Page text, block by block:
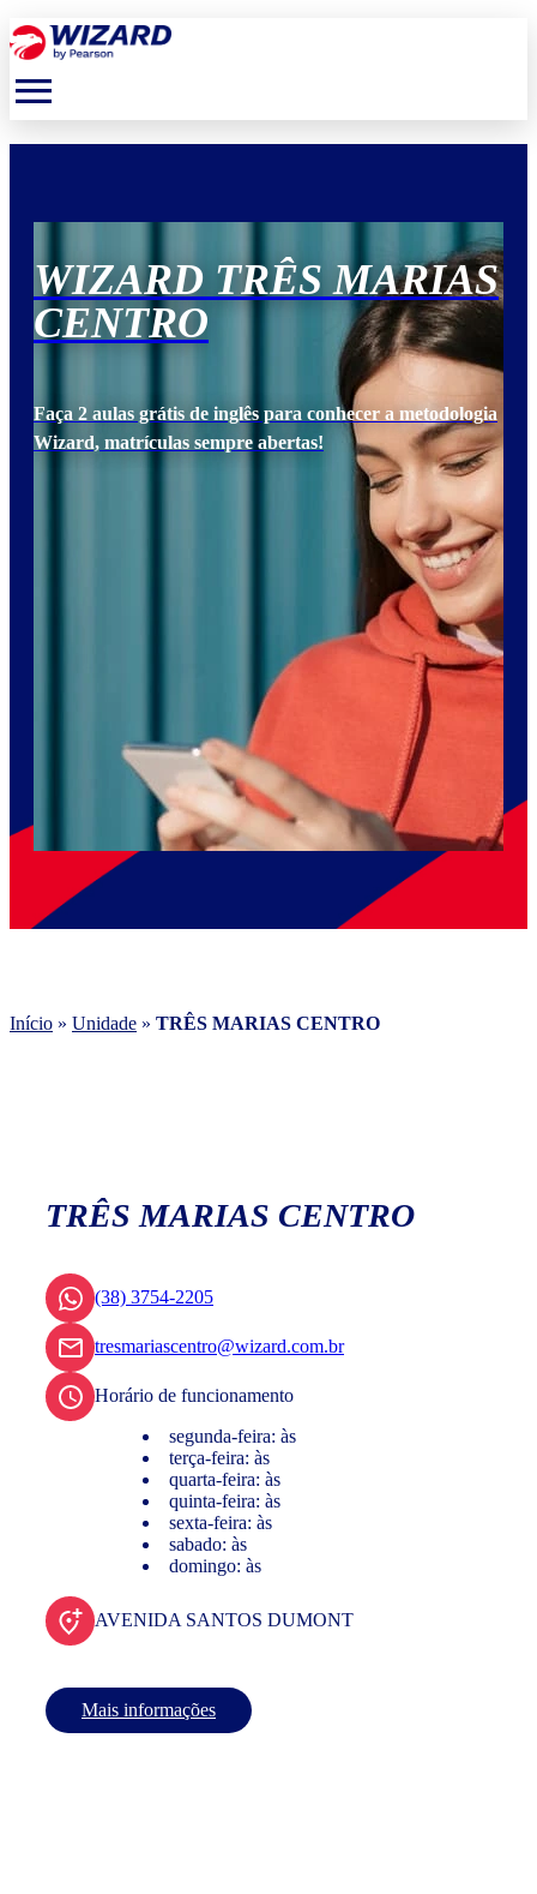
menu
WIZARD TRÊS MARIAS
CENTRO
Faça 2 aulas grátis de inglês para conhecer a metodologia
Wizard, matrículas sempre abertas!
Início » Unidade » TRÊS MARIAS CENTRO
TRÊS MARIAS CENTRO
(38) 3754-2205
tresmariascentro@wizard.com.br
Horário de funcionamento
segunda-feira: às
terça-feira: às
quarta-feira: às
quinta-feira: às
sexta-feira: às
sabado: às
domingo: às
AVENIDA SANTOS DUMONT
Mais informações